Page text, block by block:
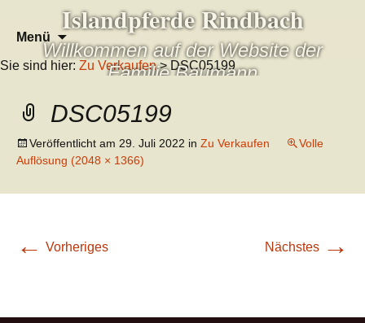
Islandpferde Rindbach
Willkommen auf der Website der
Familie Baumann
Menü
Zum
Inhalt
springen
nach:
Sie sind hier: Zu Verkaufen> DSC05199
DSC05199
Veröffentlicht am 29. Juli 2022 in Zu Verkaufen
Volle
Auflösung (2048 × 1366)
← Vorheriges Nächstes →